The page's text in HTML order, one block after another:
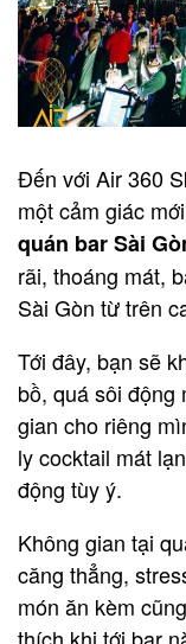
Đến với Air 360
một cảm giác
quán bar Sài
rãi, thoáng mát,
Sài Gòn từ trên
Tới đây, bạn sẽ
bồ, quá sôi động
gian cho riêng
ly cocktail mát
động tùy ý.
Không gian tại
căng thẳng,
món ăn kèm